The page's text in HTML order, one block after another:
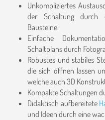
Unkompliziertes
der Schaltung durch
Bausteine.
Einfache
Schaltplans durch
Robustes und stabiles
die sich öffnen lassen
welche auch 3D
Kompakte Schaltungen
Didaktisch aufbereitete
und Ideen durch eine